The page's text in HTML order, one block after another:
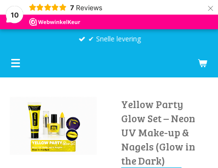
10
7 Reviews ×
✔ Snelle levering
Yellow Party
Glow Set – Neon
UV Make-up &
Nagels (Glow in
the Dark)